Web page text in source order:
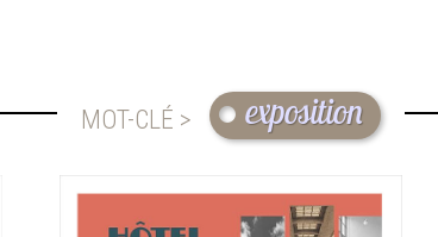
MOT-CLÉ > exposition